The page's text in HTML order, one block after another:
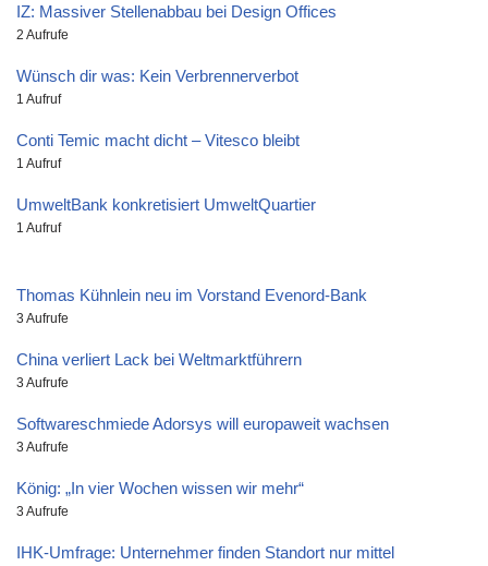
IZ: Massiver Stellenabbau bei Design Offices
2 Aufrufe
Wünsch dir was: Kein Verbrennerverbot
1 Aufruf
Conti Temic macht dicht – Vitesco bleibt
1 Aufruf
UmweltBank konkretisiert UmweltQuartier
1 Aufruf
Thomas Kühnlein neu im Vorstand Evenord-Bank
3 Aufrufe
China verliert Lack bei Weltmarktführern
3 Aufrufe
Softwareschmiede Adorsys will europaweit wachsen
3 Aufrufe
König: „In vier Wochen wissen wir mehr“
3 Aufrufe
IHK-Umfrage: Unternehmer finden Standort nur mittel